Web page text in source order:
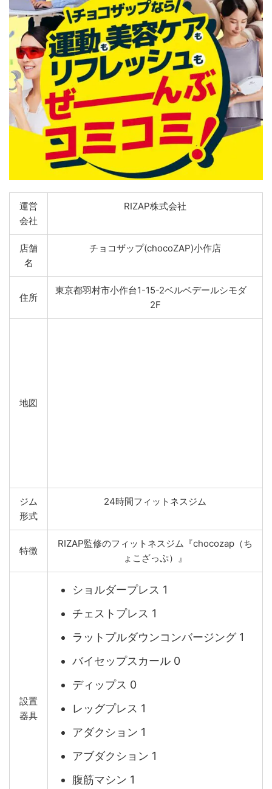
運営
会社
RIZAP株式会社
店舗
名
チョコザップ(chocoZAP)小作店
住所
東京都羽村市小作台1-15-2ベルベデールシモダ
2F
地図
ジム
形式
24時間フィットネスジム
特徴
RIZAP監修のフィットネスジム『chocozap（ち
ょこざっぷ）』
設置
器具
ショルダープレス 1
チェストプレス 1
ラットプルダウンコンバージング 1
バイセップスカール 0
ディップス 0
レッグプレス 1
アダクション 1
アブダクション 1
腹筋マシン 1